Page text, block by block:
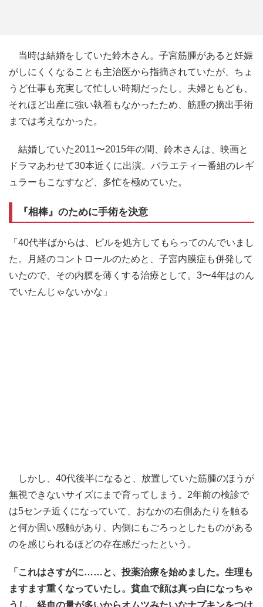
当時は結婚をしていた鈴木さん。子宮筋腫があると妊娠
がしにくくなることも主治医から指摘されていたが、ちょ
うど仕事も充実して忙しい時期だったし、夫婦ともども、
それほど出産に強い執着もなかったため、筋腫の摘出手術
までは考えなかった。
結婚していた2011〜2015年の間、鈴木さんは、映画と
ドラマあわせて30本近くに出演。バラエティー番組のレギ
ュラーもこなすなど、多忙を極めていた。
『相棒』のために手術を決意
「40代半ばからは、ピルを処方してもらってのんでいまし
た。月経のコントロールのためと、子宮内膜症も併発して
いたので、その内膜を薄くする治療として。3〜4年はのん
でいたんじゃないかな」
しかし、40代後半になると、放置していた筋腫のほうが
無視できないサイズにまで育ってしまう。2年前の検診で
は5センチ近くになっていて、おなかの右側あたりを触る
と何か固い感触があり、内側にもごろっとしたものがある
のを感じられるほどの存在感だったという。
「これはさすがに……と、投薬治療を始めました。生理も
ますます重くなっていたし。貧血で顔は真っ白になっちゃ
うし、経血の量が多いからオムツみたいなナプキンをつけ